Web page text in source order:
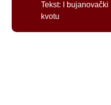
Tekst:
I
kvotu